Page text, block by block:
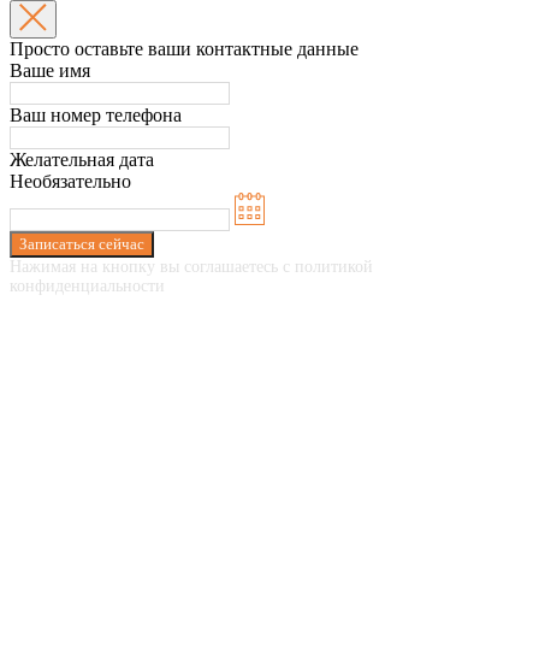
Просто оставьте ваши контактные данные
Ваше имя
Ваш номер телефона
Желательная дата
Необязательно
Записаться сейчас
Нажимая на кнопку вы соглашаетесь с политикой
конфиденциальности